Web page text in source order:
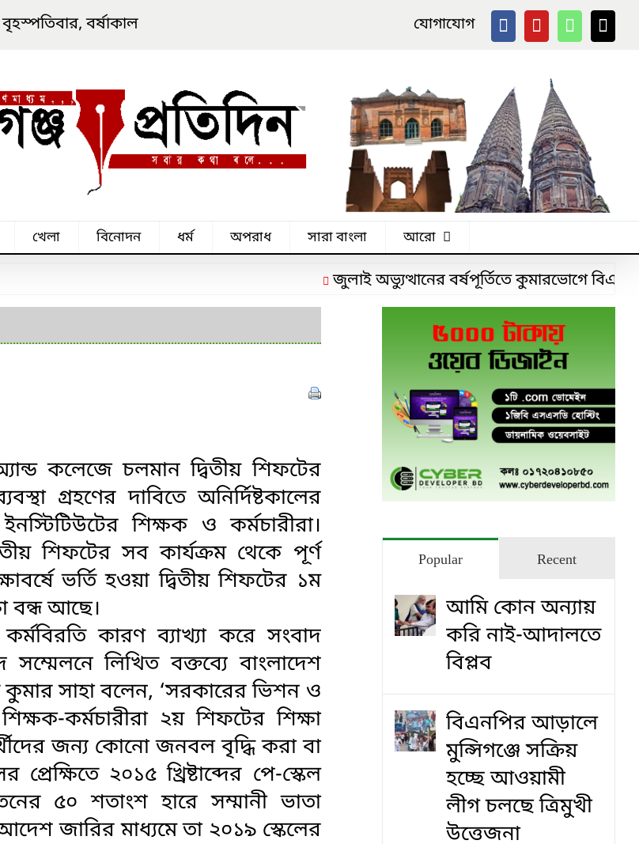
বর্ষাকাল যোগাযোগ
খেলা বিনোদন ধর্ম অপরাধ সারা বাংলা আরো
জুলাই অভ্যুত্থানের বর্ষপূর্তিতে কুমারভোগে বিএনপির
কলেজে চলমান দ্বিতীয় শিফটের
গ্রহণের দাবিতে অনির্দিষ্টকালের
শিক্ষক ও কর্মচারীরা।
শিফটের সব কার্যক্রম থেকে পূর্ণ
ভর্তি হওয়া দ্বিতীয় শিফটের ১ম
বন্ধ আছে।
কারণ ব্যাখ্যা করে সংবাদ
লিখিত বক্তব্যে বাংলাদেশ
সাহা বলেন, ‘সরকারের ভিশন ও
কর্মচারীরা ২য় শিফটের শিক্ষা
জন্য কোনো জনবল বৃদ্ধি করা বা
২০১৫ খ্রিষ্টাব্দের পে-স্কেল
৫০ শতাংশ হারে সম্মানী ভাতা
জারির মাধ্যমে তা ২০১৯ স্কেলের
Popular Recent
আমি কোন অন্যায়
করি নাই-আদালতে
বিপ্লব
বিএনপির আড়ালে
মুন্সিগঞ্জে সক্রিয়
হচ্ছে আওয়ামী
লীগ চলছে ত্রিমুখী
উত্তেজনা